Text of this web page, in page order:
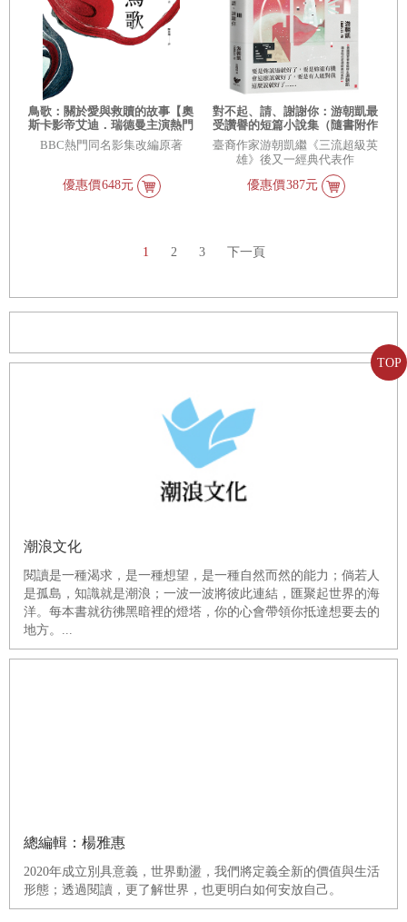
TOP
鳥歌：關於愛與救贖的故事【奧
斯卡影帝艾迪．瑞德曼主演熱門
同名影集改編原著，暢銷作家賽
巴斯欽．福克斯經典代表作】
BBC熱門同名影集改編原著
優惠價648元
對不起、請、謝謝你：游朝凱最
受讚譽的短篇小說集（隨書附作
者印簽扉頁+時空旅人典藏明信
片）
臺裔作家游朝凱繼《三流超級英
雄》後又一經典代表作
優惠價387元
1 2 3 下一頁
潮浪文化
閱讀是一種渴求，是一種想望，是一種自然而然的能力；倘若人
是孤島，知識就是潮浪；一波一波將彼此連結，匯聚起世界的海
洋。每本書就彷彿黑暗裡的燈塔，你的心會帶領你抵達想要去的
地方。...
總編輯：楊雅惠
2020年成立別具意義，世界動盪，我們將定義全新的價值與生活
形態；透過閱讀，更了解世界，也更明白如何安放自己。